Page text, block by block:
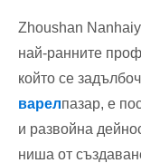
Zhoushan
най-ранните
който се
варелпазар, е
и развойна
ниша от